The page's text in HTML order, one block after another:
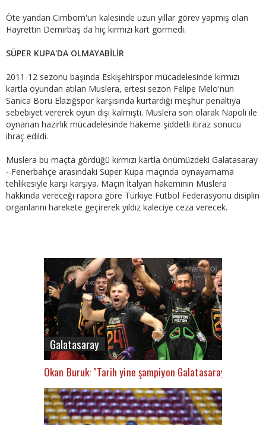
Öte yandan Cimbom'un kalesinde uzun yıllar görev yapmış olan
Hayrettin Demirbaş da hiç kırmızı kart görmedi.
SÜPER KUPA'DA OLMAYABİLİR
2011-12 sezonu başında Eskişehirspor mücadelesinde kırmızı
kartla oyundan atılan Muslera, ertesi sezon Felipe Melo'nun
Sanica Boru Elazığspor karşısında kurtardığı meşhur penaltıya
sebebiyet vererek oyun dışı kalmıştı. Muslera son olarak Napoli ile
oynanan hazırlık mücadelesinde hakeme şiddetli itiraz sonucu
ihraç edildi.
Muslera bu maçta gördüğü kırmızı kartla önümüzdeki Galatasaray
- Fenerbahçe arasındaki Süper Kupa maçında oynayamama
tehlikesiyle karşı karşıya. Maçın İtalyan hakeminin Muslera
hakkında vereceği rapora göre Türkiye Futbol Federasyonu disiplin
organlarını harekete geçirerek yıldız kaleciye ceza verecek.
Galatasaray
Okan Buruk: "Tarih yine şampiyon Galatasaray’ı